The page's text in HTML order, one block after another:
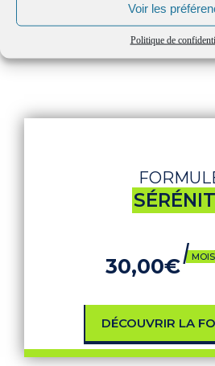
Voir les
Politique de
PRÉSENT
DANS NOS
30,00€
| MOIS
DÉCOUVRIR LA